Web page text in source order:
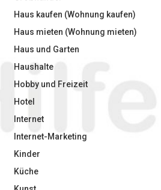
Haus kaufen (Wohnung kaufen)
Haus mieten (Wohnung mieten)
Haus und Garten
Haushalte
Hobby und Freizeit
Hotel
Internet
Internet-Marketing
Kinder
Küche